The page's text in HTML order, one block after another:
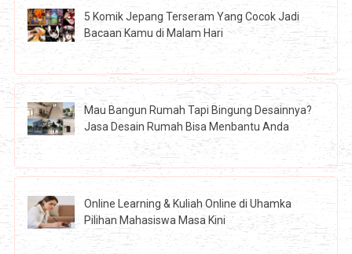
5 Komik Jepang Terseram Yang Cocok Jadi
Bacaan Kamu di Malam Hari
Mau Bangun Rumah Tapi Bingung Desainnya?
Jasa Desain Rumah Bisa Menbantu Anda
Online Learning & Kuliah Online di Uhamka
Pilihan Mahasiswa Masa Kini